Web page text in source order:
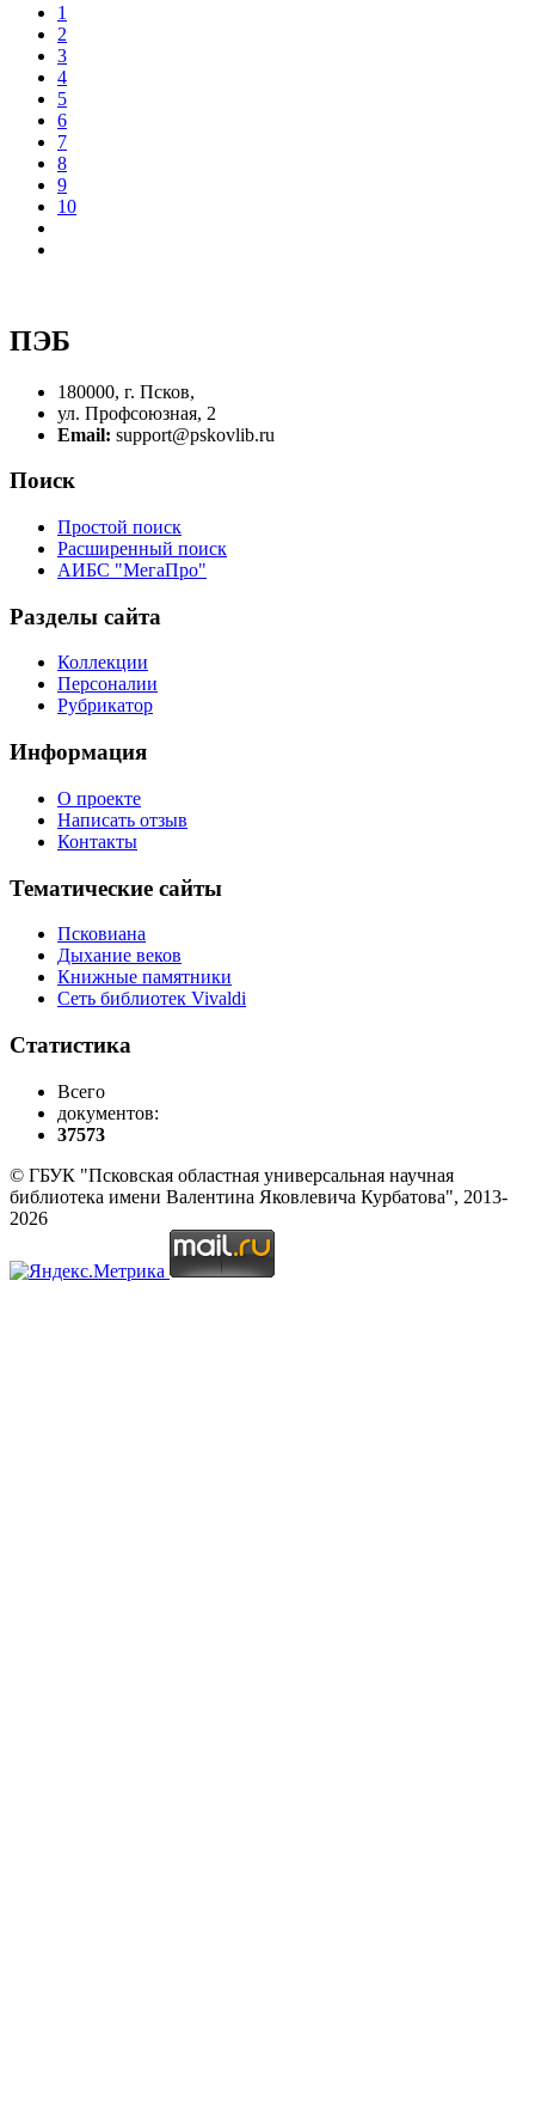
1
2
3
4
5
6
7
8
9
10
ПЭБ
180000, г. Псков,
ул. Профсоюзная, 2
Email: support@pskovlib.ru
Поиск
Простой поиск
Расширенный поиск
АИБС "МегаПро"
Разделы сайта
Коллекции
Персоналии
Рубрикатор
Информация
О проекте
Написать отзыв
Контакты
Тематические сайты
Псковиана
Дыхание веков
Книжные памятники
Сеть библиотек Vivaldi
Статистика
Всего
документов:
37573
© ГБУК "Псковская областная универсальная научная
библиотека имени Валентина Яковлевича Курбатова", 2013-
2026